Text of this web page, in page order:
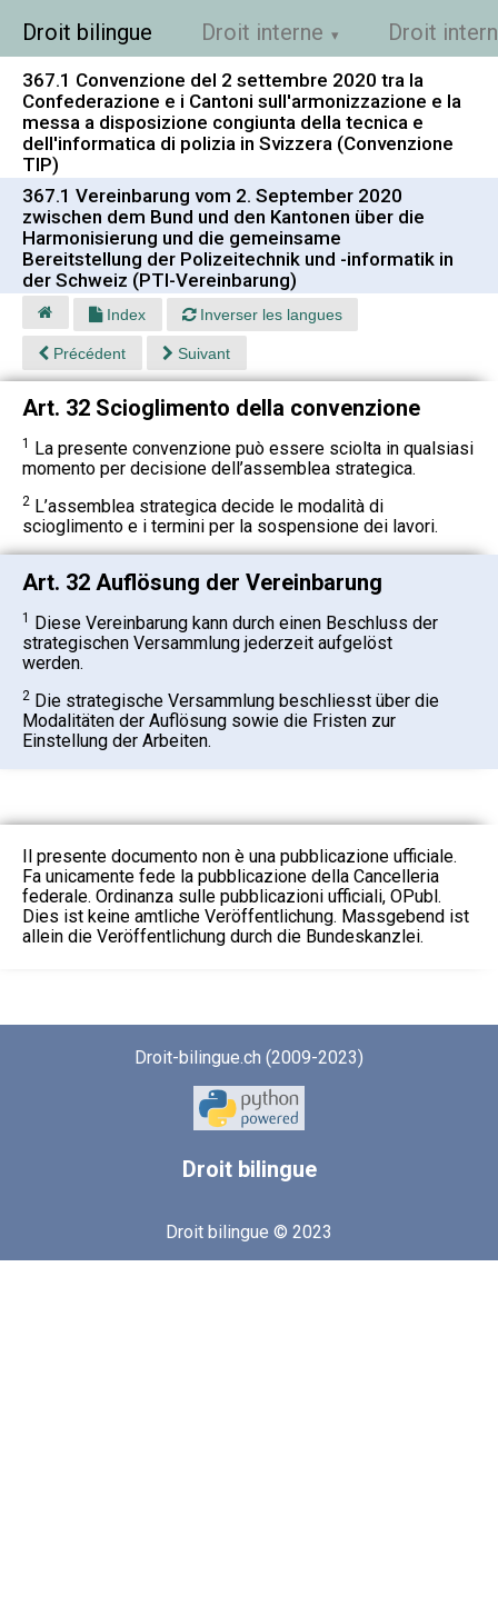
Droit bilingue Droit interne Droit
367.1 Convenzione del 2 settembre 2020 tra la
Confederazione e i Cantoni sull'armonizzazione e la
messa a disposizione congiunta della tecnica e
dell'informatica di polizia in Svizzera (Convenzione
TIP)
367.1 Vereinbarung vom 2. September 2020
zwischen dem Bund und den Kantonen über die
Harmonisierung und die gemeinsame
Bereitstellung der Polizeitechnik und -informatik in
der Schweiz (PTI-Vereinbarung)
Index Inverser les langues
Précédent Suivant
Art. 32 Scioglimento della convenzione
1 La presente convenzione può essere sciolta in qualsiasi
momento per decisione dell’assemblea strategica.
2 L’assemblea strategica decide le modalità di
scioglimento e i termini per la sospensione dei lavori.
Art. 32 Auflösung der Vereinbarung
1 Diese Vereinbarung kann durch einen Beschluss der
strategischen Versammlung jederzeit aufgelöst
werden.
2 Die strategische Versammlung beschliesst über die
Modalitäten der Auflösung sowie die Fristen zur
Einstellung der Arbeiten.
Il presente documento non è una pubblicazione ufficiale.
Fa unicamente fede la pubblicazione della Cancelleria
federale. Ordinanza sulle pubblicazioni ufficiali, OPubl.
Dies ist keine amtliche Veröffentlichung. Massgebend ist
allein die Veröffentlichung durch die Bundeskanzlei.
Droit-bilingue.ch (2009-2023)
Droitbilingue
Droit bilingue © 2023